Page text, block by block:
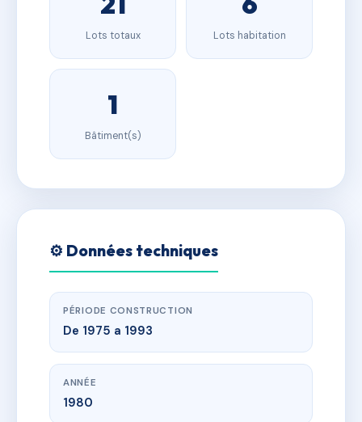
Lots totaux Lots habitation
1
Bâtiment(s)
⚙️ Données techniques
PÉRIODE CONSTRUCTION
De 1975 a 1993
ANNÉE
1980